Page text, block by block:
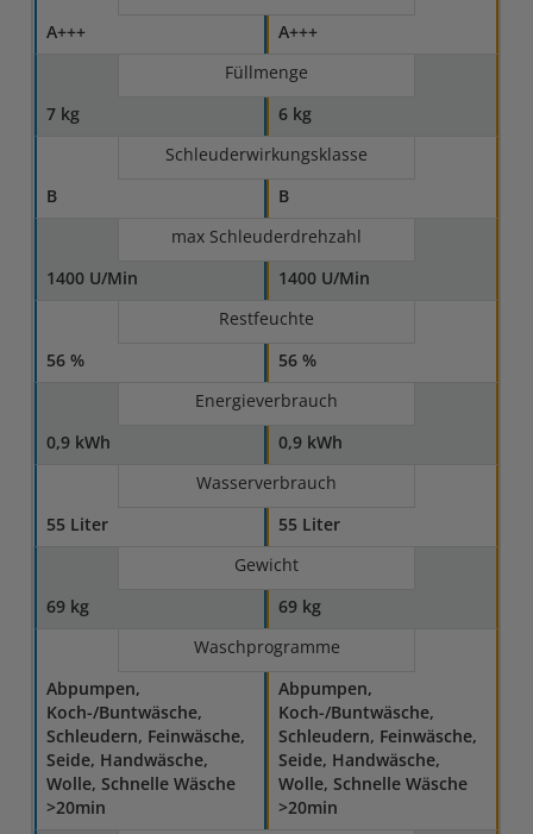
A+++
A+++
Füllmenge
7 kg
6 kg
Schleuderwirkungsklasse
B
B
max Schleuderdrehzahl
1400 U/Min
1400 U/Min
Restfeuchte
56 %
56 %
Energieverbrauch
0,9 kWh
0,9 kWh
Wasserverbrauch
55 Liter
55 Liter
Gewicht
69 kg
69 kg
Waschprogramme
Abpumpen,
Koch-/Buntwäsche,
Schleudern, Feinwäsche,
Seide, Handwäsche,
Wolle, Schnelle Wäsche
>20min
Abpumpen,
Koch-/Buntwäsche,
Schleudern, Feinwäsche,
Seide, Handwäsche,
Wolle, Schnelle Wäsche
>20min